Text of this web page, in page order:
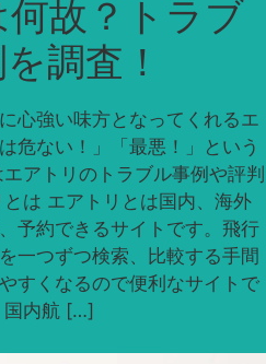
故？トラブ
調査！
心強い味方となってくれるエ
危ない！」「最悪！」という
アトリのトラブル事例や評判
は エアトリとは国内、海外
予約できるサイトです。飛行
一つずつ検索、比較する手間
すくなるので便利なサイトで
内航 […]